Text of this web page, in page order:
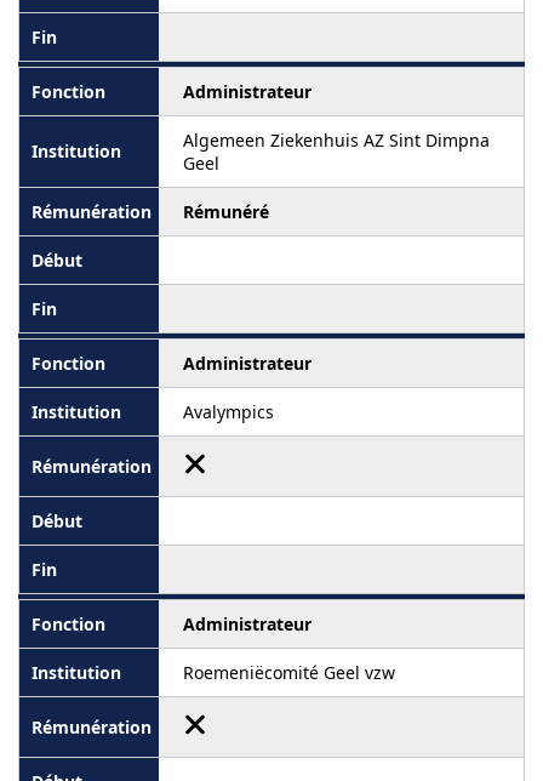
Administrateur
Algemeen Ziekenhuis AZ Sint Dimpna
Geel
Rémunéré
Administrateur
Avalympics
Administrateur
Roemeniëcomité Geel vzw